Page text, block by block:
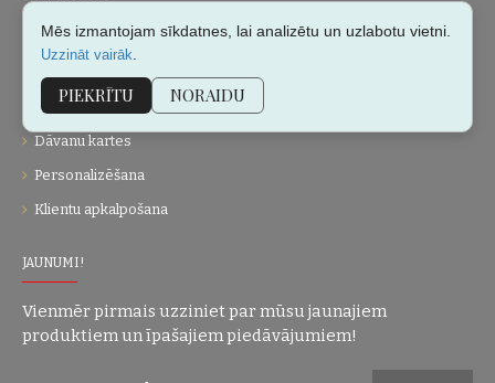
Par mums
Vietnes karte
Dāvanu kartes
Personalizēšana
Klientu apkalpošana
JAUNUMI!
Vienmēr pirmais uzziniet par mūsu jaunajiem
produktiem un īpašajiem piedāvājumiem!
Mēs izmantojam sīkdatnes, lai analizētu un uzlabotu vietni.
Uzzināt vairāk
PIEKRĪTU NORAIDU